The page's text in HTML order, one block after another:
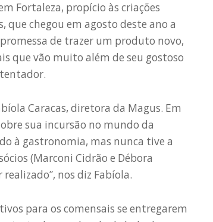
Fortaleza, propício às criações
que chegou em agosto deste ano a
de trazer um produto novo,
que vão muito além de seu gostoso
Caracas, diretora da Magus. Em
sua incursão no mundo da
à gastronomia, mas nunca tive a
(Marconi Cidrão e Débora
nos diz Fabíola.
para os comensais se entregarem